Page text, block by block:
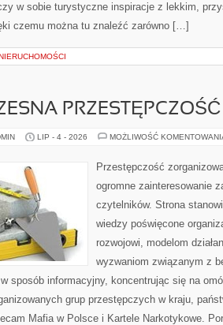
w sobie turystyczne inspiracje z lekkim,
czemu można tu znaleźć zarówno […]
PRZESTĘPCZOŚĆ
LIP - 4 - 2026 MOŻLIWOŚĆ
Przestępczość
ogromne zainteresowanie
czytelników. Strona
wiedzy poświęcone
rozwojowi, modelom
wyzwaniom związanym z
sposób informacyjny, koncentrując się na
grup przestępczych w kraju,
Mafia w Polsce i Kartele Narkotykowe.